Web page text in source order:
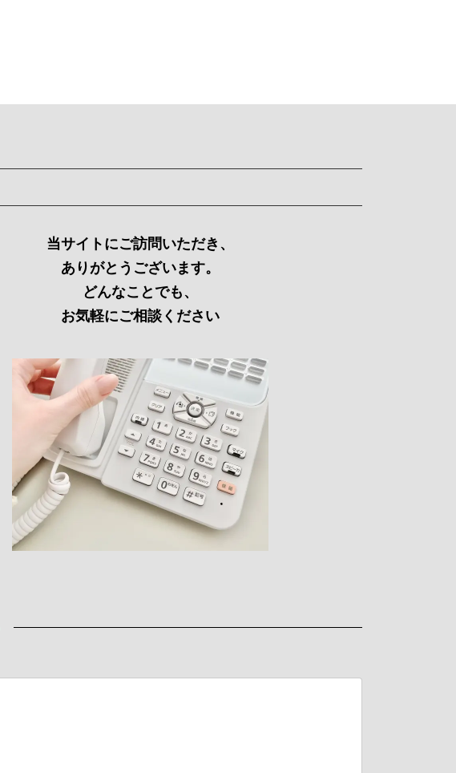
当サイトにご訪問いただき、
ありがとうございます。
どんなことでも、
お気軽にご相談ください